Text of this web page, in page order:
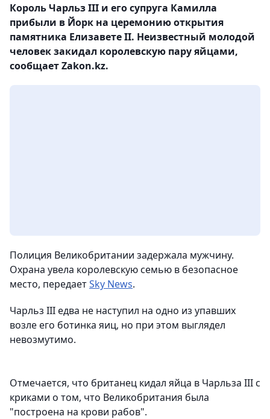
Король Чарльз III и его супруга Камилла
прибыли в Йорк на церемонию открытия
памятника Елизавете II. Неизвестный молодой
человек закидал королевскую пару яйцами,
сообщает Zakon.kz.
Полиция Великобритании задержала мужчину.
Охрана увела королевскую семью в безопасное
место, передаетSky News.
Чарльз III едва не наступил на одно из упавших
возле его ботинка яиц, но при этом выглядел
невозмутимо.
Отмечается, что британец кидал яйца в Чарльза III с
криками о том, что Великобритания была
"построена на крови рабов".